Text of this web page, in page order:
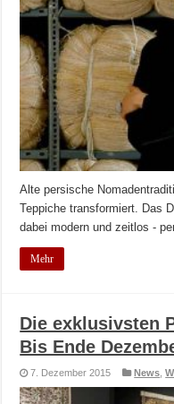
Alte persische
Teppiche transformiert. Das
dabei modern und zeitlos -
Mehr
Die exklusivsten
Bis Ende
7. Dezember 2015 News ,